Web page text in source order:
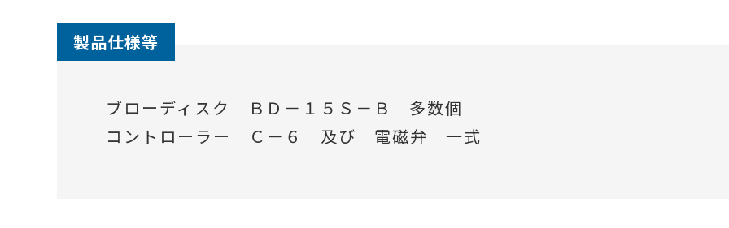
製品仕様等
ブローディスク ＢＤ－１５Ｓ－Ｂ 多数個
コントローラー Ｃ－６ 及び 電磁弁 一式